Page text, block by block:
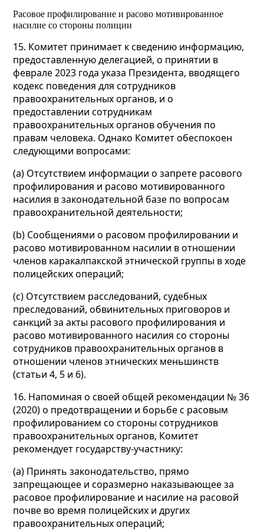
Расовое профилирование и расово мотивированное
насилие со стороны полиции
15. Комитет принимает к сведению информацию,
предоставленную делегацией, о принятии в
феврале 2023 года указа Президента, вводящего
кодекс поведения для сотрудников
правоохранительных органов, и о
предоставлении сотрудникам
правоохранительных органов обучения по
правам человека. Однако Комитет обеспокоен
следующими вопросами:
(а) Отсутствием информации о запрете расового
профилирования и расово мотивированного
насилия в законодательной базе по вопросам
правоохранительной деятельности;
(b) Сообщениями о расовом профилировании и
расово мотивированном насилии в отношении
членов каракалпакской этнической группы в ходе
полицейских операций;
(c) Отсутствием расследований, судебных
преследований, обвинительных приговоров и
санкций за акты расового профилирования и
расово мотивированного насилия со стороны
сотрудников правоохранительных органов в
отношении членов этнических меньшинств
(статьи 4, 5 и 6).
16. Напоминая о своей общей рекомендации № 36
(2020) о предотвращении и борьбе с расовым
профилированием со стороны сотрудников
правоохранительных органов, Комитет
рекомендует государству-участнику:
(а) Принять законодательство, прямо
запрещающее и соразмерно наказывающее за
расовое профилирование и насилие на расовой
почве во время полицейских и других
правоохранительных операций;